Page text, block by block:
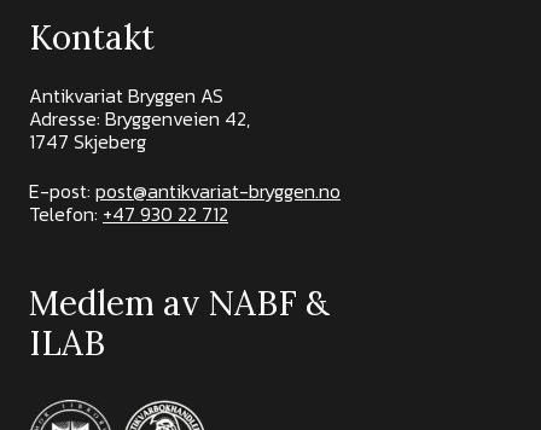
Kontakt
Antikvariat Bryggen AS
Adresse: Bryggenveien 42,
1747 Skjeberg
E-post: post@antikvariat-bryggen.no
Telefon: +47 930 22 712
Medlem av NABF &
ILAB